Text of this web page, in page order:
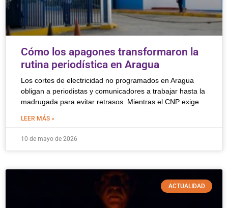
Cómo los apagones transformaron la
rutina periodística en Aragua
Los cortes de electricidad no programados en Aragua
obligan a periodistas y comunicadores a trabajar hasta la
madrugada para evitar retrasos. Mientras el CNP exige
LEER MÁS »
10 de mayo de 2026
ACTUALIDAD